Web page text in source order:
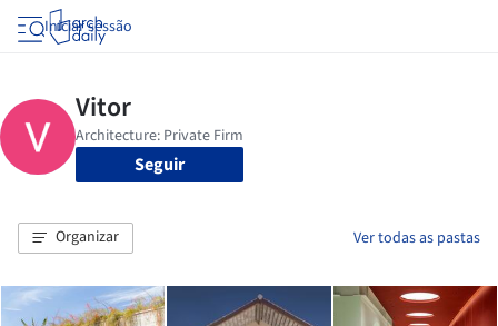
Iniciar sessão
Seguir
Organizar Ver todas as pastas